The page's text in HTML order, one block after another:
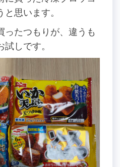
思います。
ったつもりが、違うも
しです。